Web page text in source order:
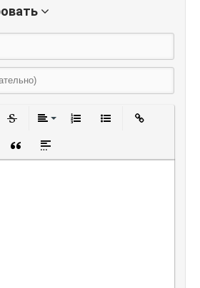
ссылку
смайликскрытого текста
Вставка цитаты
Вставка спойлера